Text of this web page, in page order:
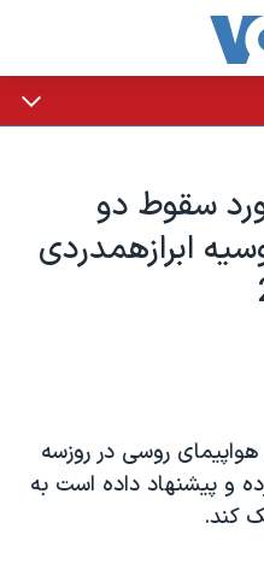
سقوط دو
ابرازهمدردی
روسی در روزسه
و پيشنهاد داده است به
کند.